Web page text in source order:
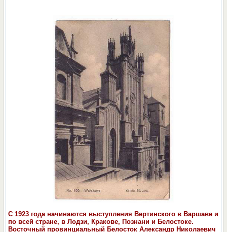
С 1923 года начинаются выступления Вертинского в Варшаве и
по всей стране, в Лодзи, Кракове, Познани и Белостоке.
Восточный провинциальный Белосток Александр Николаевич